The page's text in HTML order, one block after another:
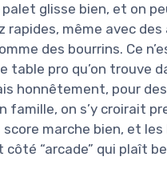
glisse bien, et on
rapides, même avec des
des bourrins. Ce
table pro qu’on trouve
honnêtement, pour
famille, on s’y croirait
score marche bien, et les
“arcade” qui plaît